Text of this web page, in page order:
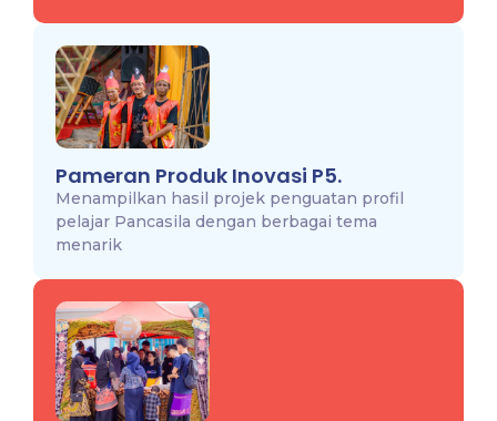
Pameran Produk Inovasi P5.
Menampilkan hasil projek penguatan profil
pelajar Pancasila dengan berbagai tema
menarik